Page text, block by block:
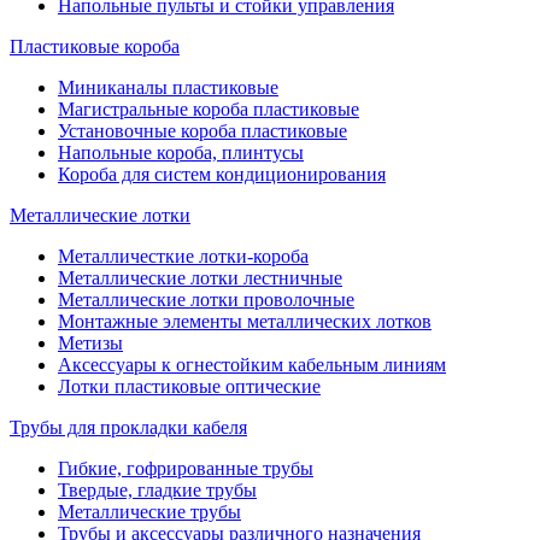
Напольные пульты и стойки управления
Пластиковые короба
Миниканалы пластиковые
Магистральные короба пластиковые
Установочные короба пластиковые
Напольные короба, плинтусы
Короба для систем кондиционирования
Металлические лотки
Металличесткие лотки-короба
Металлические лотки лестничные
Металлические лотки проволочные
Монтажные элементы металлических лотков
Метизы
Аксессуары к огнестойким кабельным линиям
Лотки пластиковые оптические
Трубы для прокладки кабеля
Гибкие, гофрированные трубы
Твердые, гладкие трубы
Металлические трубы
Трубы и аксессуары различного назначения